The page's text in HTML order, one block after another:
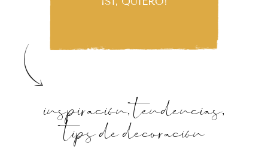
inspiración, tendencias,
tips de decoración